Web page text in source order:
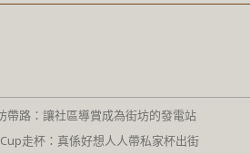
帶路：讓社區導賞成為街坊的發電站
走杯：真係好想人人帶私家杯出街